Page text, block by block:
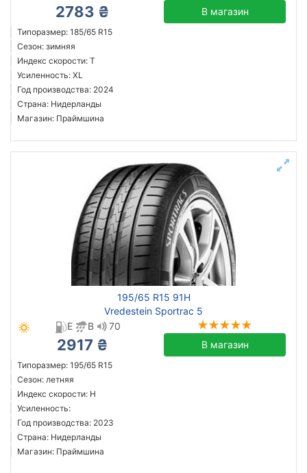
2783 ₴ В магазин
Типоразмер: 185/65 R15
Сезон: зимняя
Индекс скорости: T
Усиленность: XL
Год производства: 2024
Страна: Нидерланды
Магазин: Праймшина
195/65 R15 91H
Vredestein Sportrac 5
E
B 70
2917 ₴ В магазин
Типоразмер: 195/65 R15
Сезон: летняя
Индекс скорости: H
Усиленность:
Год производства: 2023
Страна: Нидерланды
Магазин: Праймшина